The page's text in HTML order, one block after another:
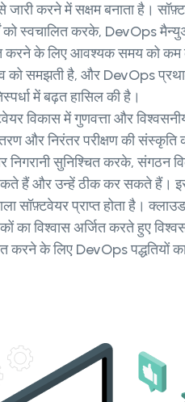
करने में सक्षम बनाता है।
को स्वचालित करके, DevOps
करने के लिए आवश्यक समय को
को समझती है, और DevOps
में बढ़त हासिल की है।
विकास में गुणवत्ता और
और निरंतर परीक्षण की संस्कृति
निगरानी सुनिश्चित करके, संगठन
हैं और उन्हें ठीक कर सकते हैं।
सॉफ़्टवेयर प्राप्त होता है।
का विश्वास अर्जित करते हुए
करने के लिए DevOps पद्धतियों